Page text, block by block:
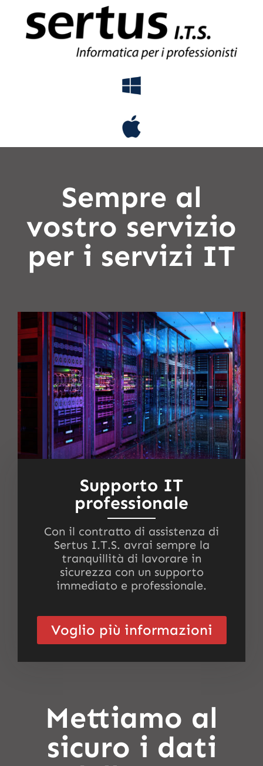
Sempre al
vostro servizio
per i servizi IT
Supporto IT
professionale
Con il contratto di assistenza di
Sertus I.T.S. avrai sempre la
tranquillità di lavorare in
sicurezza con un supporto
immediato e professionale.
Voglio più informazioni
Mettiamo al
sicuro i dati